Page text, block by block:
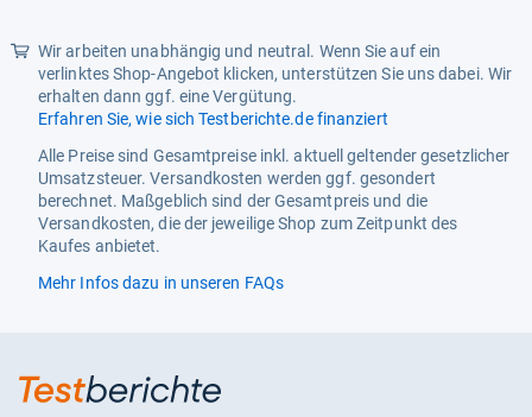
Arzneimittel
Ursprungsland Deutschland
Verabreichungsform
Wir arbeiten unabhängig und neutral. Wenn Sie auf ein
verlinktes Shop-Angebot klicken, unterstützen Sie uns dabei. Wir
erhalten dann ggf. eine Vergütung.
Erfahren Sie, wie sich Testberichte.de finanziert
Alle Preise sind Gesamtpreise inkl. aktuell geltender gesetzlicher
Umsatzsteuer. Versandkosten werden ggf. gesondert
berechnet. Maßgeblich sind der Gesamtpreis und die
Versandkosten, die der jeweilige Shop zum Zeitpunkt des
Kaufes anbietet.
Mehr Infos dazu in unseren FAQs